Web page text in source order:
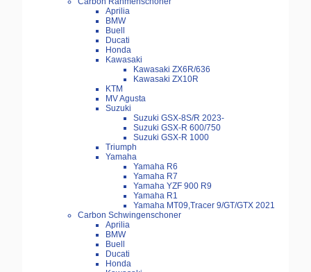
Aprilia
BMW
Buell
Ducati
Honda
Kawasaki
Kawasaki ZX6R/636
Kawasaki ZX10R
KTM
MV Agusta
Suzuki
Suzuki GSX-8S/R 2023-
Suzuki GSX-R 600/750
Suzuki GSX-R 1000
Triumph
Yamaha
Yamaha R6
Yamaha R7
Yamaha YZF 900 R9
Yamaha R1
Yamaha MT09,Tracer 9/GT/GTX 2021
Carbon Schwingenschoner
Aprilia
BMW
Buell
Ducati
Honda